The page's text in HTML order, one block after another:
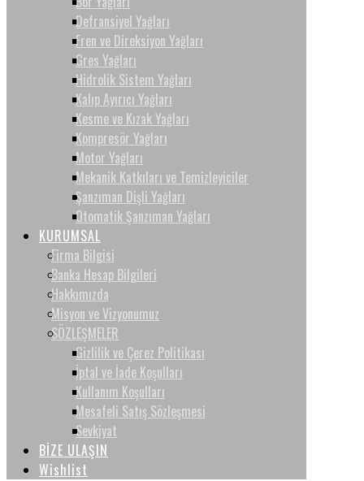
Defransiyel Yağları
Fren ve Direksiyon Yağları
Gres Yağları
Hidrolik Sistem Yağları
Kalıp Ayırıcı Yağları
Kesme ve Kızak Yağları
Kompresör Yağları
Motor Yağları
Mekanik Katkıları ve Temizleyiciler
Şanzıman Dişli Yağları
Otomatik Şanzıman Yağları
KURUMSAL
Firma Bilgisi
Banka Hesap Bilgileri
Hakkımızda
Misyon ve Vizyonumuz
SÖZLEŞMELER
Gizlilik ve Çerez Politikası
İptal ve İade Koşulları
Kullanım Koşulları
Mesafeli Satış Sözleşmesi
Sevkiyat
BİZE ULAŞIN
Wishlist